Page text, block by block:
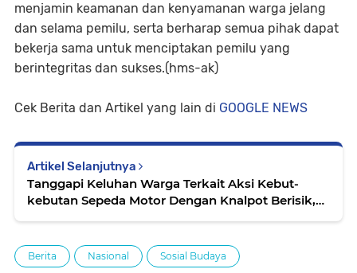
menjamin keamanan dan kenyamanan warga jelang
dan selama pemilu, serta berharap semua pihak dapat
bekerja sama untuk menciptakan pemilu yang
berintegritas dan sukses.(hms-ak)
Cek Berita dan Artikel yang lain di GOOGLE NEWS
Artikel Selanjutnya
Tanggapi Keluhan Warga Terkait Aksi Kebut-
kebutan Sepeda Motor Dengan Knalpot Berisik,
Berita Nasional Sosial Budaya